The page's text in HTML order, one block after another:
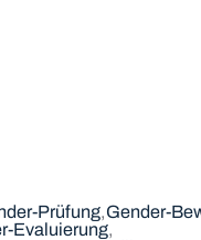
Prüfung Gender-
Evaluierung